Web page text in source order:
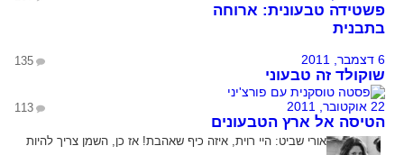
פשטידה טבעונית: ארוחה
בתבנית
6 דצמבר, 2011 135
שוקולד זה טבעוני
22 אוקטובר, 2011 113
הטיסה אל ארץ הטבעונים
אורי שביט: היי רוית, איזה כיף שאהבת! אז כן, השמן צריך להיות